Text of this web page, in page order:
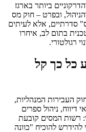
ביותר בארגז
ובפרט – חוק מס
סדרתיים, אלא לעיתים
בתום לב, איחרו
רגולטורי.
כל כך קל
העבירות המנהליות,
דיווח, ניהול ספרים
רשות המסים קובעת
להוכיח "כוונה